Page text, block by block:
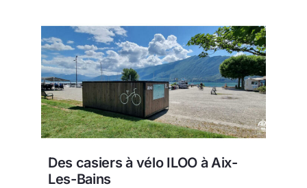
Des casiers à vélo ILOO à Aix-
Les-Bains